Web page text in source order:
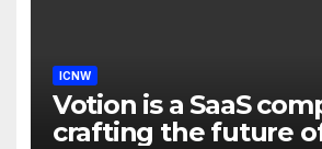
ICNW
Votion is a SaaS
crafting the future